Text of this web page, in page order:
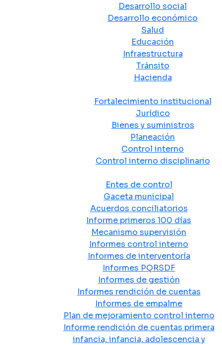
Desarrollo social
Desarrollo económico
Salud
Educación
Infraestructura
Tránsito
Hacienda
Fortalecimiento institucional
Jurídico
Bienes y suministros
Planeación
Control interno
Control interno disciplinario
Entes de control
Gaceta municipal
Acuerdos conciliatorios
Informe primeros 100 días
Mecanismo supervisión
Informes control interno
Informes de interventoría
Informes PQRSDF
Informes de gestión
Informes rendición de cuentas
Informes de empalme
Plan de mejoramiento control interno
Informe rendición de cuentas primera
infancia, infancia, adolescencia y